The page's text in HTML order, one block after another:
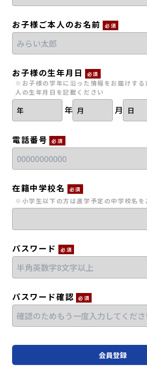
お子様ご本人のお名前 必須
お子様の生年月日 必須
※お子様の学年に沿った情報をお届けする
人の生年月日を記載ください
年 月
電話番号 必須
在籍中学校名 必須
※小学生以下の方は進学予定の中学校名を
パスワード 必須
パスワード確認 必須
会員登録